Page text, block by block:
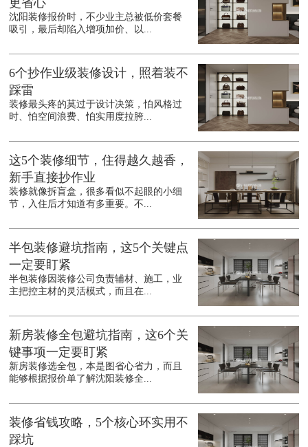
沈阳装修报价时，不少业主总被低价套餐
吸引，最后却陷入增项加价、以...
6个抄作业级装修设计，照着装不
踩雷
装修最头疼的莫过于设计决策，怕风格过
时、怕空间浪费、怕实用度拉胯...
这5个装修细节，住得越久越香，
新手直接抄作业
装修就像拆盲盒，很多看似不起眼的小细
节，入住后才知道有多重要。不...
半包装修避坑指南，这5个关键点
一定要盯紧
半包装修因装修公司负责辅材、施工，业
主把控主材的灵活模式，而且在...
新房装修全包避坑指南，这6个关
键事项一定要盯紧
新房装修选全包，本是图省心省力，而且
能够根据报价单了解沈阳装修全...
装修省钱攻略，5个核心环实用不
踩坑